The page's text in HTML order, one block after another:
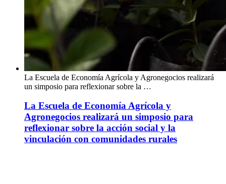
La Escuela de Economía Agrícola y Agronegocios realizará
un simposio para reflexionar sobre la …
La Escuela de Economía Agrícola y
Agronegocios realizará un simposio para
reflexionar sobre la acción social y la
vinculación con comunidades rurales